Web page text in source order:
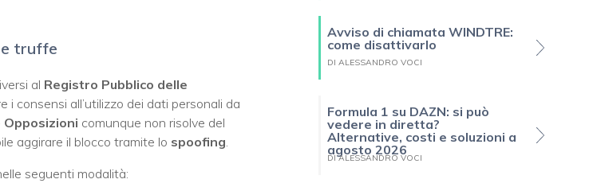
truffe
al Registro Pubblico delle
consensi all’utilizzo dei dati personali da
Opposizioni comunque non risolve del
aggirare il blocco tramite lo spoofing
seguenti modalità:
Avviso di chiamata WINDTRE:
come disattivarlo
DI ALESSANDRO VOCI
Formula 1 su DAZN: si può
vedere in diretta?
Alternative, costi e soluzioni a
agosto 2026
DI ALESSANDRO VOCI